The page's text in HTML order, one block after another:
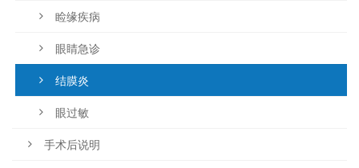
睑缘疾病
眼睛急诊
结膜炎
眼过敏
手术后说明